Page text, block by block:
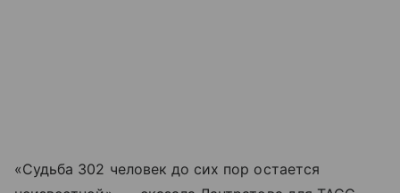
«Судьба 302 человек до сих пор остается